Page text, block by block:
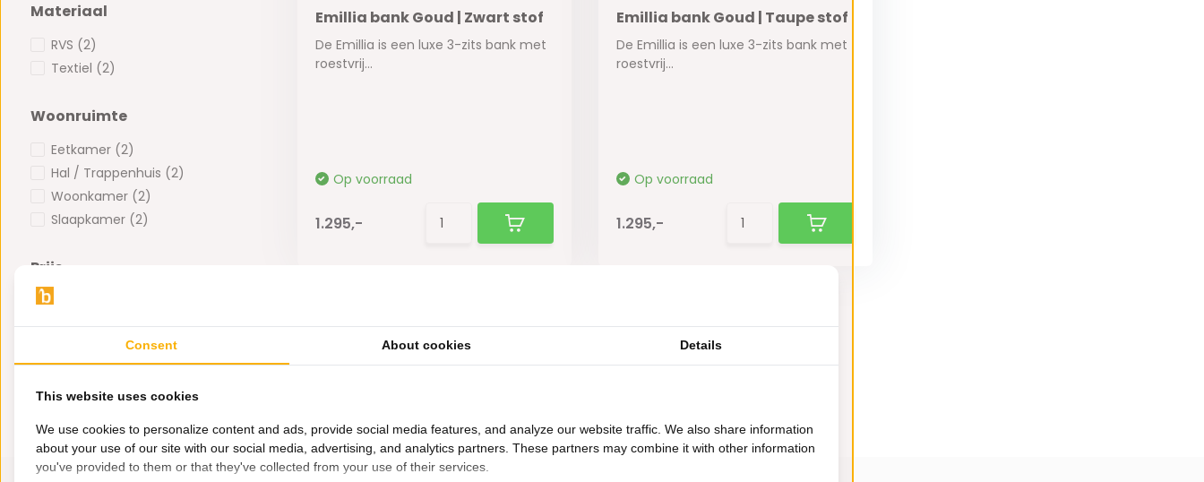
Materiaal
RVS (2)
Textiel (2)
Woonruimte
Eetkamer (2)
Hal / Trappenhuis (2)
Woonkamer (2)
Slaapkamer (2)
Prijs
Emillia bank Goud | Zwart stof
De Emillia is een luxe 3-zits bank met
roestvrij...
Op voorraad
1.295,-
Emillia bank Goud | Taupe stof
De Emillia is een luxe 3-zits bank met
roestvrij...
Op voorraad
1.295,-
Consent About cookies Details
This website uses cookies
We use cookies to personalize content and ads, provide social media features, and analyze our website traffic. We also share information
about your use of our site with our social media, advertising, and analytics partners. These partners may combine it with other information
you've provided to them or that they've collected from your use of their services.